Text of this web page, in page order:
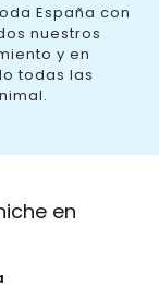
España con
nuestros
y en
todas las
en